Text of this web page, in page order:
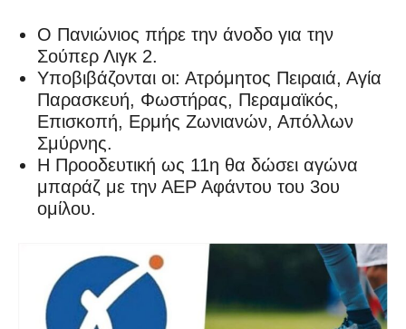
Ο Πανιώνιος πήρε την άνοδο για την
Σούπερ Λιγκ 2.
Υποβιβάζονται οι: Ατρόμητος Πειραιά, Αγία
Παρασκευή, Φωστήρας, Περαμαϊκός,
Επισκοπή, Ερμής Ζωνιανών, Απόλλων
Σμύρνης.
Η Προοδευτική ως 11η θα δώσει αγώνα
μπαράζ με την ΑΕΡ Αφάντου του 3ου
ομίλου.